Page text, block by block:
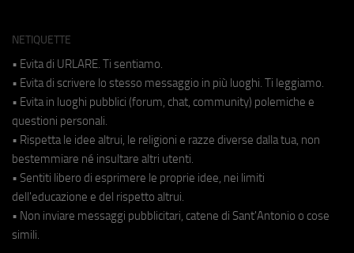
NETIQUETTE
• Evita di URLARE. Ti sentiamo.
• Evita di scrivere lo stesso messaggio in più luoghi. Ti leggiamo.
• Evita in luoghi pubblici (forum, chat, community) polemiche e
questioni personali.
• Rispetta le idee altrui, le religioni e razze diverse dalla tua, non
bestemmiare né insultare altri utenti.
• Sentiti libero di esprimere le proprie idee, nei limiti
dell'educazione e del rispetto altrui.
• Non inviare messaggi pubblicitari, catene di Sant'Antonio o cose
simili.